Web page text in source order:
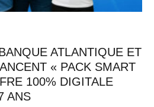
ATLANTIQUE ET
« PACK SMART
100% DIGITALE
ANS